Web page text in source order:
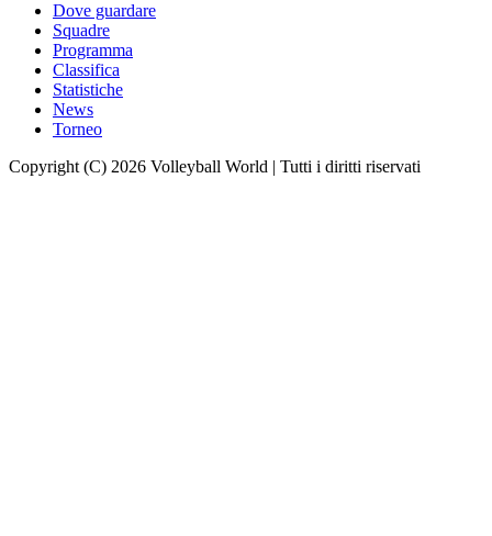
Dove guardare
Squadre
Programma
Classifica
Statistiche
News
Torneo
Copyright (C) 2026 Volleyball World | Tutti i diritti riservati